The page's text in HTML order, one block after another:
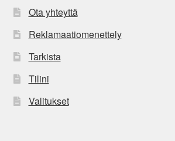
Ota yhteyttä
Reklamaatiomenettely
Tarkista
Tilini
Valitukset